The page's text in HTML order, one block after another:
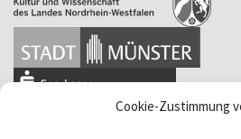
Cookie-Zustimmung